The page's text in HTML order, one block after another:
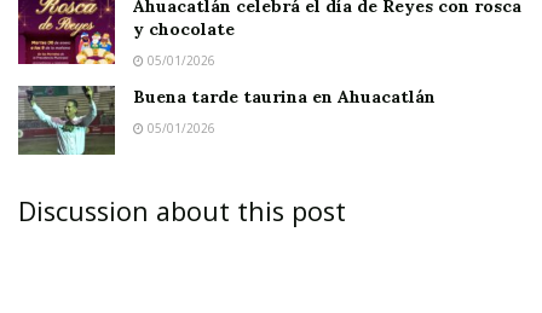
con la presidencia”, explicó.
Los adornos consistirán básicamente en figuras
de papel con los elementos principales, verde,
blanco y rojo, además de algunos focos de luces
Ahuacatlán celebrá el día de Reyes con rosca
y chocolate
05/01/2026
Buena tarde taurina en Ahuacatlán
05/01/2026
Discussion about this post